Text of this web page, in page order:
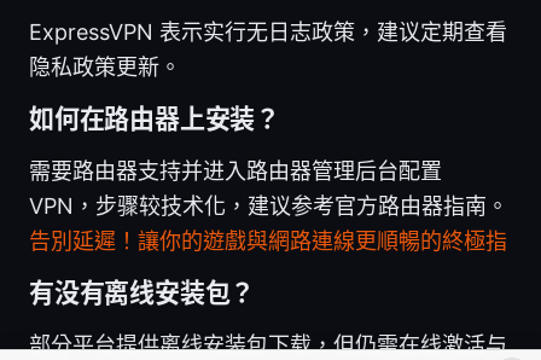
ExpressVPN 表示实行无日志政策，建议定期查看
隐私政策更新。
如何在路由器上安装？
需要路由器支持并进入路由器管理后台配置
VPN，步骤较技术化，建议参考官方路由器指南。
告別延遲！讓你的遊戲與網路連線更順暢的終極指
有没有离线安装包？
部分平台提供离线安装包下载，但仍需在线激活与